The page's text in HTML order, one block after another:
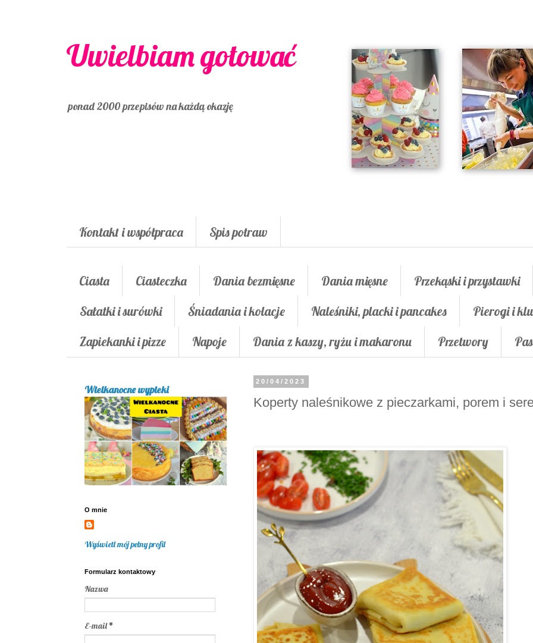
Uwielbiam gotować
ponad 2000 przepisów na każdą okazję
Kontakt i współpraca Spis potraw
Ciasta Ciasteczka Dania bezmięsne Dania mięsne
Przekąski i przystawki
Sałatki i surówki
Śniadania i kolacje Naleśniki, placki i pancakes
Pierogi i
Zapiekanki i pizze
Napoje Dania z kaszy, ryżu i makaronu Przetwory
20/04/2023
Koperty naleśnikowe z pieczarkami, porem i
Wielkanocne wypieki
O mnie
Wyświetl mój pełny profil
Formularz kontaktowy
Nazwa
E-mail*